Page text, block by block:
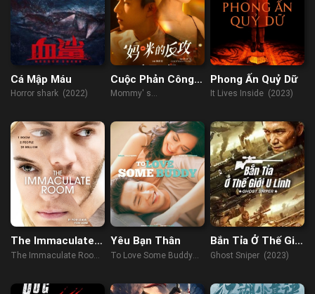
Cá Mập Máu
Horror shark (2022)
Cuộc Phản Công
Của Mẹ
Mommy' s
Phong Ấn Quỷ Dữ
It Lives Inside (2023)
The Immaculate
Room
The Immaculate Room
Yêu Bạn Thân
To Love Some Buddy
Bắn Tỉa Ở Thế Giới
U Linh
Ghost Sniper (2023)